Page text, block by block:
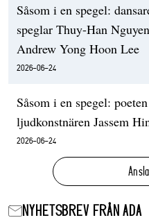
Såsom i en spegel:
speglar Thuy-Han
Andrew Yong Hoon Lee
2026-06-24
Såsom i en spegel:
ljudkonstnären Jassem
2026-06-24
NYHETSBREV FRÅN ADA